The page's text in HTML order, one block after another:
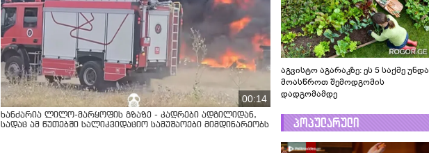
00:14
ხანძარია ლილო-მარყოფის გზაზე - კადრები ადგილიდან,
სადაც ამ წუთებში სალიკვიდაციო სამუშაოები მიმდინარეობს
აგვისტო აგარაკზე: ეს 5 საქმე უნდა
მოასწროთ შემოდგომის
დადგომამდე
პოპულარული